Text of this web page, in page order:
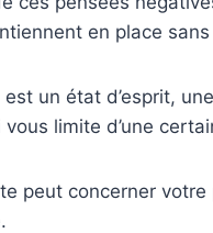
en place
un état d’esprit,
limite d’une
peut concerner